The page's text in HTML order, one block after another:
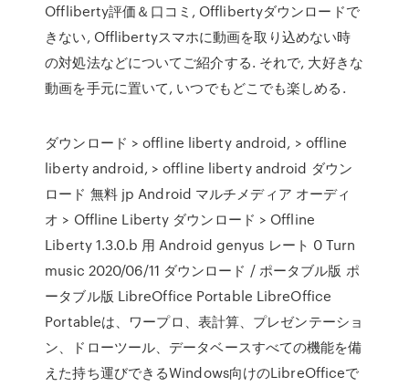
Offliberty評価＆口コミ, Offlibertyダウンロードで
きない, Offlibertyスマホに動画を取り込めない時
の対処法などについてご紹介する. それで, 大好きな
動画を手元に置いて, いつでもどこでも楽しめる.
ダウンロード > offline liberty android, > offline
liberty android, > offline liberty android ダウン
ロード 無料 jp Android マルチメディア オーディ
オ > Offline Liberty ダウンロード > Offline
Liberty 1.3.0.b 用 Android genyus レート 0 Turn
music 2020/06/11 ダウンロード / ポータブル版 ポ
ータブル版 LibreOffice Portable LibreOffice
Portableは、ワープロ、表計算、プレゼンテーショ
ン、ドローツール、データベースすべての機能を備
えた持ち運びできるWindows向けのLibreOfficeで